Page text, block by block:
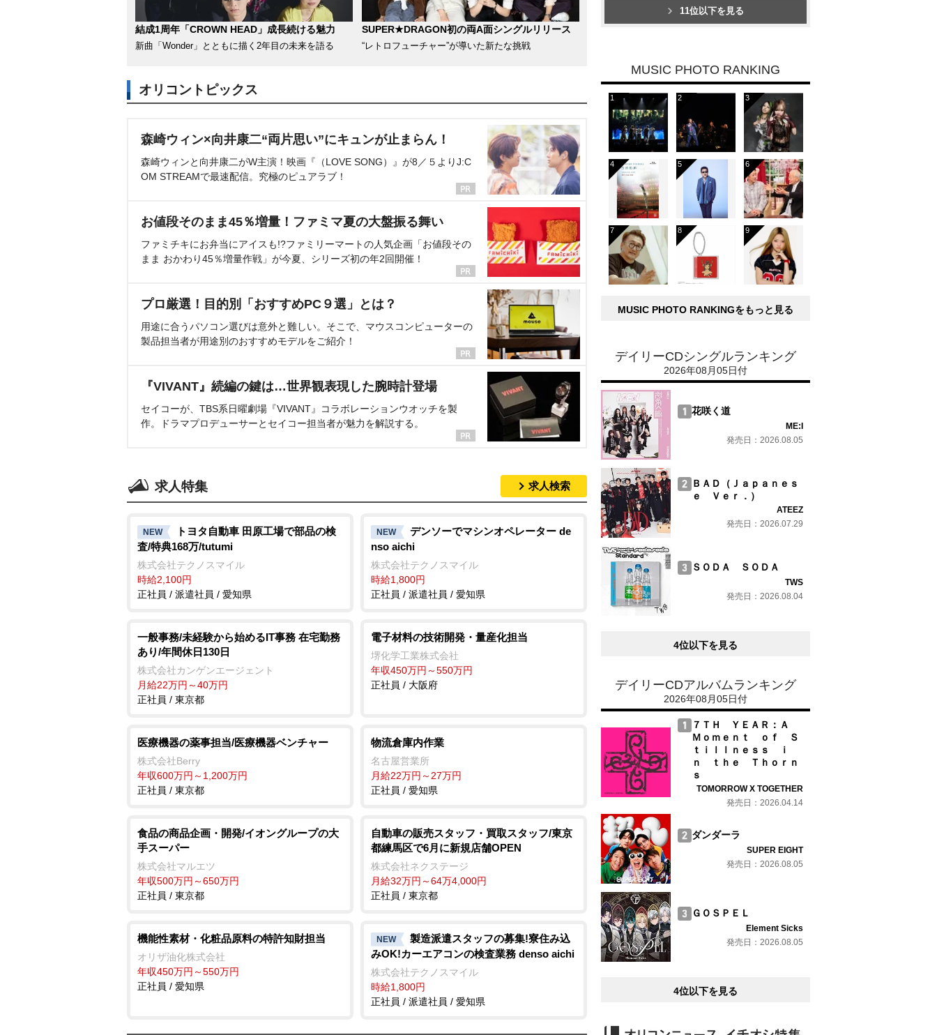
結成1周年「CROWN HEAD」成長続ける魅力
新曲「Wonder」とともに描く2年目の未来を語る
SUPER★DRAGON初の両A面シングルリリース
“レトロフューチャー”が導いた新たな挑戦
オリコントピックス
森崎ウィン×向井康二“両片思い”にキュンが止まらん！
森崎ウィンと向井康二がW主演！映画『（LOVE SONG）』が8／５よりJ:C
OM STREAMで最速配信。究極のピュアラブ！
お値段そのまま45％増量！ファミマ夏の大盤振る舞い
ファミチキにお弁当にアイスも!?ファミリーマートの人気企画「お値段その
まま おかわり45％増量作戦」が今夏、シリーズ初の年2回開催！
プロ厳選！目的別「おすすめPC９選」とは？
用途に合うパソコン選びは意外と難しい。そこで、マウスコンピューターの
製品担当者が用途別のおすすめモデルをご紹介！
『VIVANT』続編の鍵は…世界観表現した腕時計登場
セイコーが、TBS系日曜劇場『VIVANT』コラボレーションウオッチを製
作。ドラマプロデューサーとセイコー担当者が魅力を解説する。
求人特集 求人検索
NEW
トヨタ自動車 田原工場で部品の検
査/特典168万/tutumi
株式会社テクノスマイル
時給2,100円
正社員 / 派遣社員 / 愛知県
NEW
デンソーでマシンオペレーター de
nso aichi
株式会社テクノスマイル
時給1,800円
正社員 / 派遣社員 / 愛知県
一般事務/未経験から始めるIT事務 在宅勤務
あり/年間休日130日
株式会社カンゲンエージェント
月給22万円～40万円
正社員 / 東京都
電子材料の技術開発・量産化担当
堺化学工業株式会社
年収450万円～550万円
正社員 / 大阪府
医療機器の薬事担当/医療機器ベンチャー
株式会社Berry
年収600万円～1,200万円
正社員 / 東京都
物流倉庫内作業
名古屋営業所
月給22万円～27万円
正社員 / 愛知県
食品の商品企画・開発/イオングループの大
手スーパー
株式会社マルエツ
年収500万円～650万円
正社員 / 東京都
自動車の販売スタッフ・買取スタッフ/東京
都練馬区で6月に新規店舗OPEN
株式会社ネクステージ
月給32万円～64万4,000円
正社員 / 東京都
機能性素材・化粧品原料の特許知財担当
オリザ油化株式会社
年収450万円～550万円
正社員 / 愛知県
NEW
製造派遣スタッフの募集!寮住み込
みOK!カーエアコンの検査業務 denso aichi
株式会社テクノスマイル
時給1,800円
正社員 / 派遣社員 / 愛知県
11位以下を見る
MUSIC PHOTO RANKING
MUSIC PHOTO RANKINGをもっと見る
デイリーCDシングルランキング
2026年08月05日付
花咲く道
ME:I
発売日：2026.08.05
ＢＡＤ（Ｊａｐａｎｅｓ
ｅ Ｖｅｒ．）
ATEEZ
発売日：2026.07.29
ＳＯＤＡ ＳＯＤＡ
TWS
発売日：2026.08.04
4位以下を見る
デイリーCDアルバムランキング
2026年08月05日付
７ＴＨ ＹＥＡＲ：Ａ
Ｍｏｍｅｎｔ ｏｆ Ｓ
ｔｉｌｌｎｅｓｓ ｉ
ｎ ｔｈｅ Ｔｈｏｒｎ
ｓ
TOMORROW X TOGETHER
発売日：2026.04.14
ダンダーラ
SUPER EIGHT
発売日：2026.08.05
ＧＯＳＰＥＬ
Element Sicks
発売日：2026.08.05
4位以下を見る